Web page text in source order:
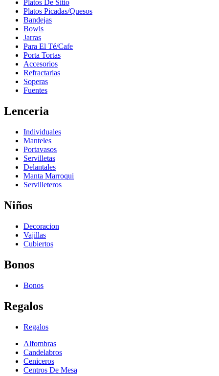
Platos De Sitio
Platos Picadas/Quesos
Bandejas
Bowls
Jarras
Para El Té/Cafe
Porta Tortas
Accesorios
Refractarias
Soperas
Fuentes
Lenceria
Individuales
Manteles
Portavasos
Servilletas
Delantales
Manta Marroqui
Servilleteros
Niños
Decoracion
Vajillas
Cubiertos
Bonos
Bonos
Regalos
Regalos
Alfombras
Candelabros
Ceniceros
Centros De Mesa